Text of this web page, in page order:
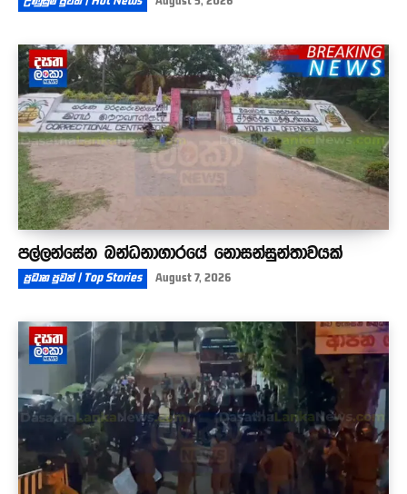
පල්ලන්සේන බන්ධනාගාරයේ නොසන්සුන්තාවයක්
ප්‍රධාන පුවත් | Top Stories August 7, 2026